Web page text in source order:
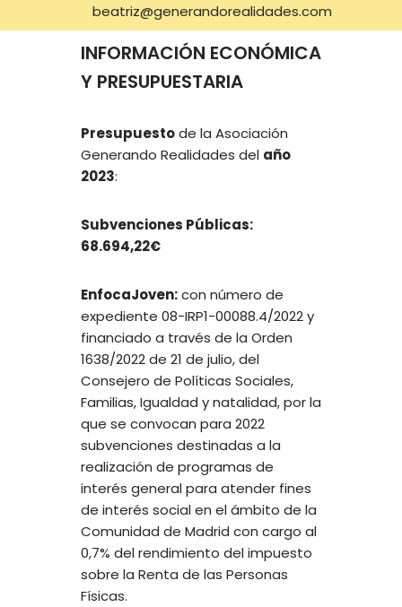
beatriz@generandorealidades.com
INFORMACIÓN ECONÓMICA
Y PRESUPUESTARIA
Presupuestode la Asociación
Generando Realidades del año
2023:
Subvenciones Públicas:
68.694,22€
EnfocaJoven:con número de
expediente 08-IRP1-00088.4/2022 y
financiado a través de la Orden
1638/2022 de 21 de julio, del
Consejero de Políticas Sociales,
Familias, Igualdad y natalidad, por la
que se convocan para 2022
subvenciones destinadas a la
realización de programas de
interés general para atender fines
de interés social en el ámbito de la
Comunidad de Madrid con cargo al
0,7% del rendimiento del impuesto
sobre la Renta de las Personas
Físicas.